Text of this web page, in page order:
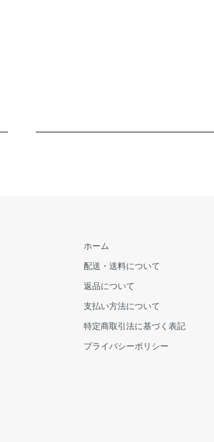
ホーム
配送・送料について
返品について
支払い方法について
特定商取引法に基づく表記
プライバシーポリシー